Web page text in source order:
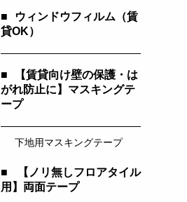
■
ウィンドウフィルム（賃
貸OK）
■
【賃貸向け壁の保護・は
がれ防止に】マスキングテ
ープ
下地用マスキングテープ
■
【ノリ無しフロアタイル
用】両面テープ